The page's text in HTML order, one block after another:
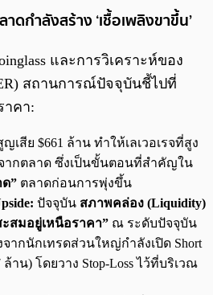
กำลังสร้าง ‘เชื้อเพลิงขาขึ้น’
และการวิเคราะห์ของ
สถานการณ์ปัจจุบันชี้ไปที่
าคา:
ญเสีย $661 ล้าน ทำให้เลเวอเรจที่สูง
ากตลาด ซึ่งเป็นขั้นตอนที่สำคัญใน
” ตลาดก่อนการพุ่งขึ้น
ปัจจุบัน สภาพคล่อง (Liquidity)
ะสมอยู่เหนือราคา” ณ ระดับปัจจุบัน
จากนักเทรดส่วนใหญ่กำลังเปิด Short
ล้าน) โดยวาง Stop-Loss ไว้ที่บริเวณ